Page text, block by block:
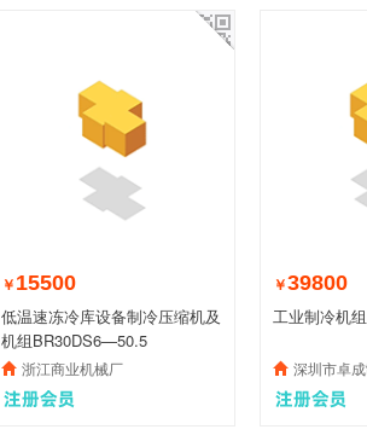
￥ 15500
低温速冻冷库设备制冷压缩机及
机组BR30DS6—50.5
浙江商业机械厂
￥39800
工业制冷机组
深圳市卓